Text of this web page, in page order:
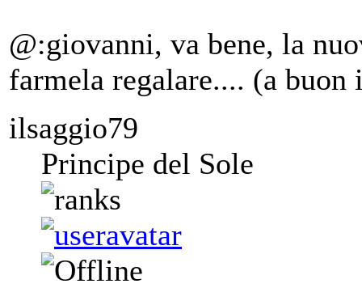
@:giovanni, va bene, la
farmela regalare.... (a buon
ilsaggio79
Principe del Sole